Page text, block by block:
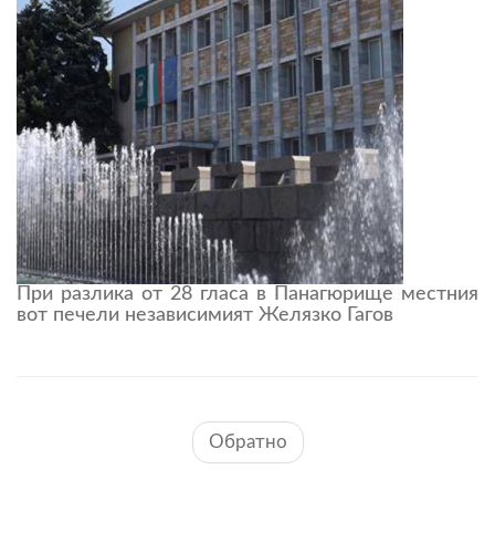
При разлика от 28 гласа в Панагюрище местния
вот печели независимият Желязко Гагов
Обратно